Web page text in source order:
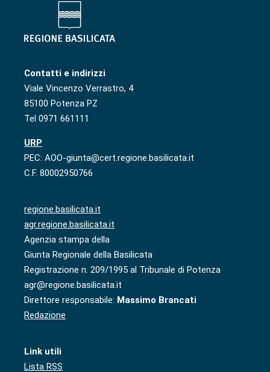
Contatti e indirizzi
Viale Vincenzo Verrastro, 4
85100 Potenza PZ
Tel 0971 661111
URP
PEC: AOO-giunta@cert.regione.basilicata.it
C.F. 80002950766
regione.basilicata.it
agr.regione.basilicata.it
Agenzia stampa della
Giunta Regionale della Basilicata
Registrazione n. 209/1995 al Tribunale di Potenza
agr@regione.basilicata.it
Direttore responsabile: Massimo Brancati
Redazione
Link utili
Lista RSS